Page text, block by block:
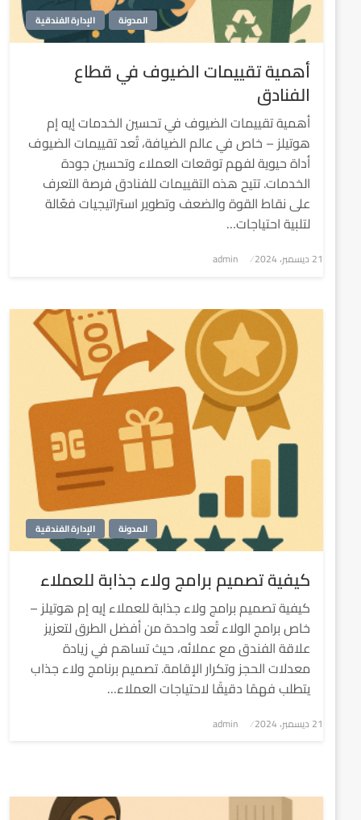
الإدارة الفندقية المدونة
أهمية تقييمات الضيوف في قطاع
الفنادق
أهمية تقييمات الضيوف في تحسين الخدمات إيه إم
هوتيلز – خاص في عالم الضيافة، تُعد تقييمات الضيوف
أداة حيوية لفهم توقعات العملاء وتحسين جودة
الخدمات. تتيح هذه التقييمات للفنادق فرصة التعرف
على نقاط القوة والضعف وتطوير استراتيجيات فعّالة
لتلبية احتياجات…
نُشر
21 ديسمبر، 2024 admin
الإدارة الفندقية المدونة
كيفية تصميم برامج ولاء جذابة للعملاء
كيفية تصميم برامج ولاء جذابة للعملاء إيه إم هوتيلز –
خاص برامج الولاء تُعد واحدة من أفضل الطرق لتعزيز
علاقة الفندق مع عملائه، حيث تساهم في زيادة
معدلات الحجز وتكرار الإقامة. تصميم برنامج ولاء جذاب
يتطلب فهمًا دقيقًا لاحتياجات العملاء…
نُشر
21 ديسمبر، 2024 admin